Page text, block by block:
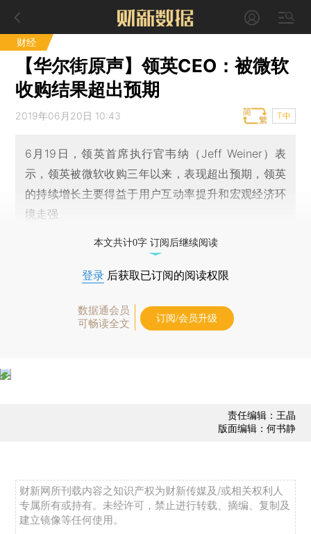
财经
【华尔街原声】领英CEO：被微软
收购结果超出预期
2019年06月20日 10:43 T中
6月19日，领英首席执行官韦纳（Jeff Weiner）表
示，领英被微软收购三年以来，表现超出预期，领英
的持续增长主要得益于用户互动率提升和宏观经济环
境走强
本文共计0字 订阅后继续阅读
登录 后获取已订阅的阅读权限
数据通会员
可畅读全文
订阅/会员升级
责任编辑：王晶
版面编辑：何书静
财新网所刊载内容之知识产权为财新传媒及/或相关权利人
专属所有或持有。未经许可，禁止进行转载、摘编、复制及
建立镜像等任何使用。